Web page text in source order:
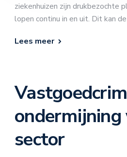
ziekenhuizen zijn drukbezochte
lopen continu in en uit. Dit kan
Lees meer
ondermijning
sector